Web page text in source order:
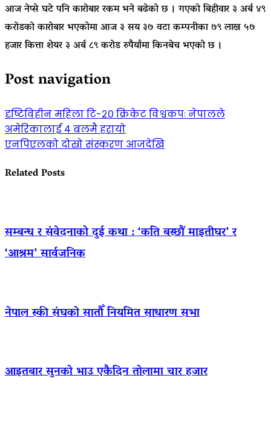
आज नेप्से घटे पनि कारोबार रकम भने बढेको छ । गएको बिहीवार ३ अर्ब ४९
करोडको कारोबार भएकोमा आज ३ सय ३७ वटा कम्पनीका ७९ लाख ५७
हजार कित्ता शेयर ३ अर्ब ८९ करोड रुपैयाँमा किनबेच भएको छ ।
Post navigation
दृष्टिविहीन महिला टि-२० क्रिकेट विश्वकपः नेपालले
अमेरिकालाई ४ बलमै हरायो
एनपिएलको दोस्रो संस्करण आजदेखि
Related Posts
सम्बन्ध र संवेदनाको दुई कथा : ‘कति बस्छौं माइतीघर’ र
‘आश्रम’ सार्वजनिक
नेपाल स्की संघको सातौँ नियमित साधारण सभा
आइतबार सुनको भाउ एकैदिन तोलामा चार हजार